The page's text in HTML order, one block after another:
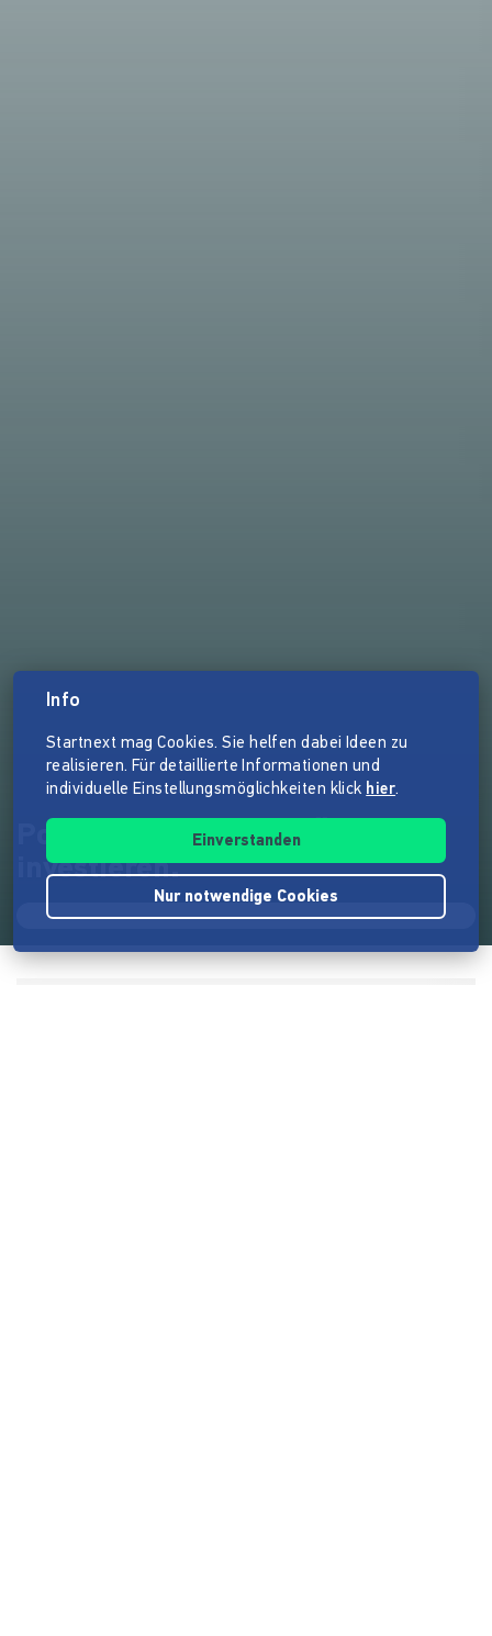
Pouli - Mal anders in Öl
investieren.
Info
Startnext mag Cookies. Sie helfen dabei Ideen zu
realisieren. Für detaillierte Informationen und
individuelle Einstellungsmöglichkeiten klick hier.
Einverstanden
Nur notwendige Cookies